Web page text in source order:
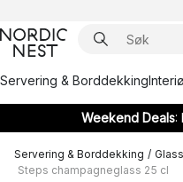
Servering & Borddekking
Weekend Deals:
Servering & Borddekking / Glass
Steps champagneglass 25 cl